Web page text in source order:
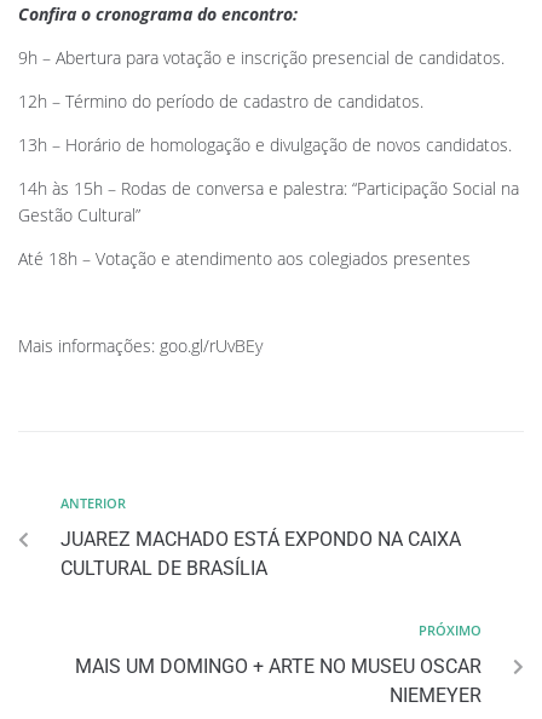
Confira o cronograma do encontro:
9h – Abertura para votação e inscrição presencial de candidatos.
12h – Término do período de cadastro de candidatos.
13h – Horário de homologação e divulgação de novos candidatos.
14h às 15h – Rodas de conversa e palestra: “Participação Social na
Gestão Cultural”
Até 18h – Votação e atendimento aos colegiados presentes
Mais informações: goo.gl/rUvBEy
ANTERIOR
JUAREZ MACHADO ESTÁ EXPONDO NA CAIXA
CULTURAL DE BRASÍLIA
PRÓXIMO
MAIS UM DOMINGO + ARTE NO MUSEU OSCAR
NIEMEYER